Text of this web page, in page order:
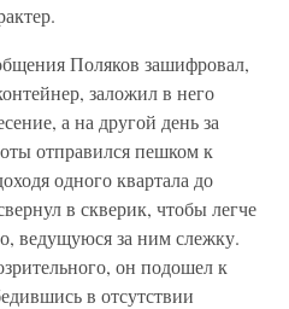
Поляков зашифровал,
заложил в него
а на другой день за
отправился пешком к
одного квартала до
в скверик, чтобы легче
ведущуюся за ним слежку.
он подошел к
в отсутствии